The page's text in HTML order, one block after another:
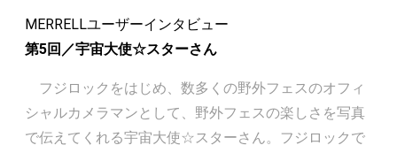
MERRELLユーザーインタビュー
第5回／宇宙大使☆スターさん
フジロックをはじめ、数多くの野外フェスのオフィ
シャルカメラマンとして、野外フェスの楽しさを写真
で伝えてくれる宇宙大使☆スターさん。フジロックで